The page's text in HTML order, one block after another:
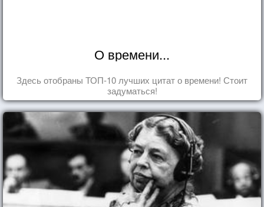
О времени...
Здесь отобраны ТОП-10 лучших цитат о времени! Стоит
задуматься!